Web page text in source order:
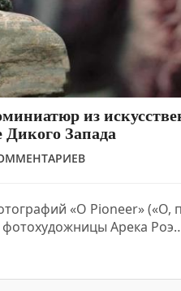
из
Дикого Запада
«O Pioneer» («О,
Арека